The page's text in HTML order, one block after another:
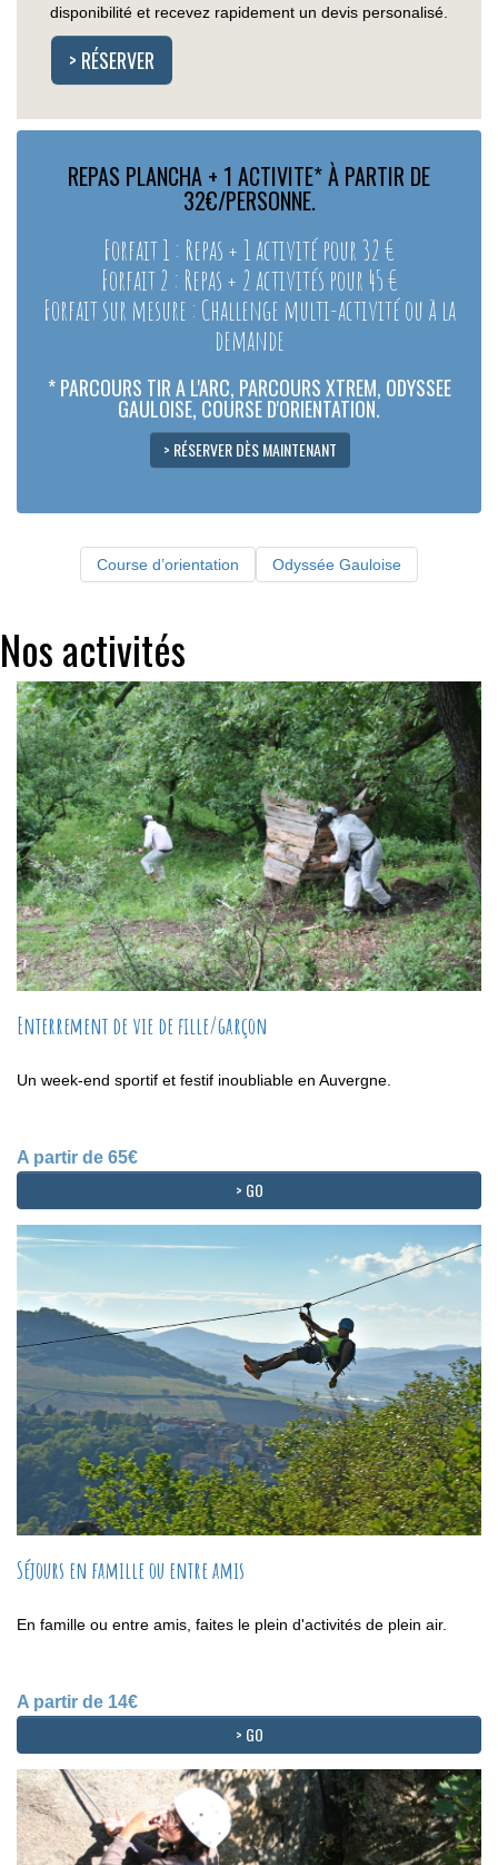
disponibilité et recevez rapidement un devis personalisé.
> RÉSERVER
REPAS PLANCHA + 1 ACTIVITE* À PARTIR DE
32€/PERSONNE.
Forfait 1 : Repas + 1 activité pour 32 €
Forfait 2 : Repas + 2 activités pour 45 €
Forfait sur mesure : Challenge multi-activité ou à la
demande
* PARCOURS TIR A L'ARC, PARCOURS XTREM, ODYSSEE
GAULOISE, COURSE D'ORIENTATION.
> RÉSERVER DÈS MAINTENANT
Course d’orientation Odyssée Gauloise
Nos activités
Enterrement de vie de fille/garçon
Un week-end sportif et festif inoubliable en Auvergne.
A partir de 65€
> GO
Séjours en famille ou entre amis
En famille ou entre amis, faites le plein d'activités de plein air.
A partir de 14€
> GO